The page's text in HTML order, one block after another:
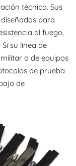
técnica. Sus
para
al fuego,
su línea de
o de equipos
de prueba
de